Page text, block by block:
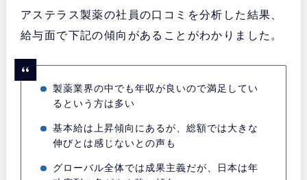
アステラス製薬の社員の口コミを分析した結果、
給与面で下記の傾向があることがわかりました。
製薬業界の中でも年収が良いので満足してい
るという方は多い
基本給は上昇傾向にあるが、総額では大きな
伸びとは感じないとの声も
グローバル全体では成果主義だが、日本は年